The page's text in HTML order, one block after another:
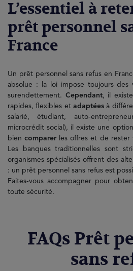
L’essentiel à
prêt personnel
France
Un prêt personnel sans refus en
absolue : la loi impose toujours des
surendettement. Cependant, il
rapides, flexibles et adaptéesà
salarié, étudiant, auto-
microcrédit social), il existe une
biencomparer les offres et de
Les banques traditionnelles sont
organismes spécialisés offrent des
: un prêt personnel sans refus est
Faites-vous accompagner pour
toute sécurité.
FAQs Prêt
sans